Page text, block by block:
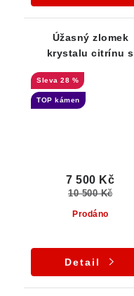
Úžasný zlomek
krystalu citrínu s
barvou a pestrým
vnitřním světem
28 %
TOP kámen
Prodáno
7 500 Kč
10 500 Kč
Detail